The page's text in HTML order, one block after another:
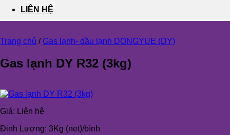
LIÊN HỆ
Trang chủ / Gas lạnh- dầu lạnh DONGYUE (DY)
Gas lạnh DY R32 (3kg)
Giá: Liên hệ
Định Lượng: 3Kg (net)/bình